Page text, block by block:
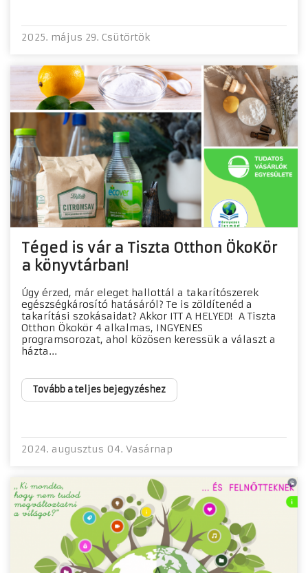
2025. május 29. Csütörtök
Téged is vár a Tiszta Otthon ÖkoKör
a könyvtárban!
Úgy érzed, már eleget hallottál a takarítószerek
egészségkárosító hatásáról? Te is zöldítenéd a
takarítási szokásaidat? Akkor ITT A HELYED! A Tiszta
Otthon Ökokör 4 alkalmas, INGYENES
programsorozat, ahol közösen keressük a választ a
házta...
Tovább a teljes bejegyzéshez
2024. augusztus 04. Vasárnap